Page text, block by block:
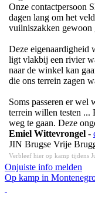
Onze contactpersoon
dagen lang om het
vuilniszakken gewoon
Deze eigenaardigheid
ligt vlakbij een rivier
naar de winkel kan
die ons terrein zagen
Soms passeren er wel
terrein willen testen ...
weg te gaan. Deze
Emiel Wittevrongel -
JIN Brugse Vrije
Verbleef hier op kamp tijdens
Onjuiste info melden
Op kamp in